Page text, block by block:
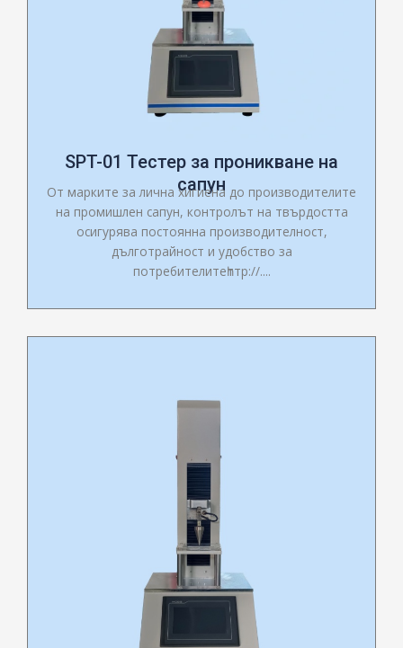
SPT-01 Тестер за проникване на
сапун
От марките за лична хигиена до производителите
на промишлен сапун, контролът на твърдостта
осигурява постоянна производителност,
дълготрайност и удобство за
потребителитеһттр://....